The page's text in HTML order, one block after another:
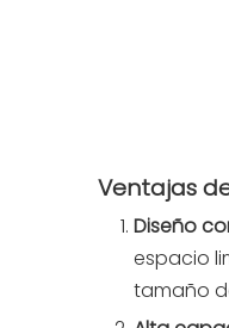
Ventajas
Diseño
espacio
tamaño